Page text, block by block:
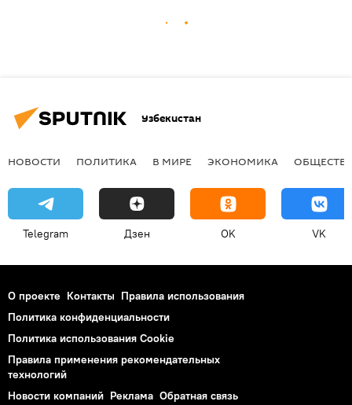
Узбекистан
НОВОСТИ ПОЛИТИКА В МИРЕ ЭКОНОМИКА
Telegram Дзен OK VK
О проекте Контакты Правила использования
Политика конфиденциальности
Политика использования Cookie
Правила применения рекомендательных
технологий
Новости компаний Реклама Обратная связь